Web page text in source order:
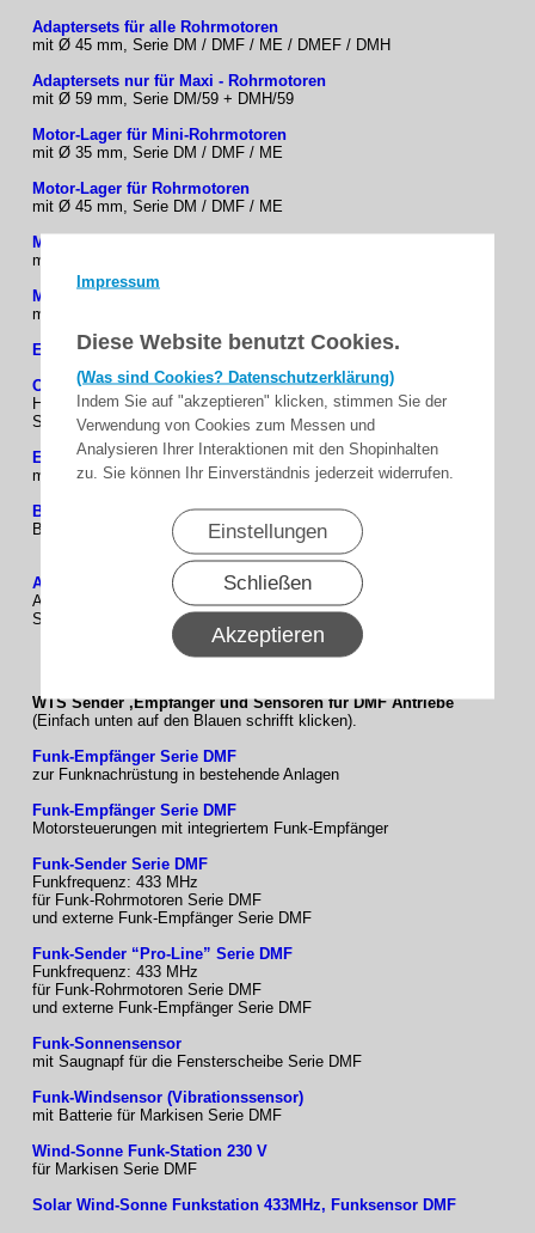
Impressum
Diese Website benutzt Cookies.
(Was sind Cookies? Datenschutzerklärung)
Indem Sie auf "akzeptieren" klicken, stimmen Sie der
Verwendung von Cookies zum Messen und
Analysieren Ihrer Interaktionen mit den Shopinhalten
zu. Sie können Ihr Einverständnis jederzeit widerrufen.
Einstellungen
Schließen
Akzeptieren
Adaptersets für alle Rohrmotoren
mit Ø 45 mm, Serie DM / DMF / ME / DMEF / DMH
Adaptersets nur für Maxi - Rohrmotoren
mit Ø 59 mm, Serie DM/59 + DMH/59
Motor-Lager für Mini-Rohrmotoren
mit Ø 35 mm, Serie DM / DMF / ME
Motor-Lager für Rohrmotoren
mit Ø 45 mm, Serie DM / DMF / ME
Motor-Lager für NHK - Rohrmotoren
mit Ø 45 mm, Typ: DMH-30 / DMH-50
Motor-Lager nur für Maxi - Rohrmotoren
mit Ø 59 mm, Serie DM/59 + DMH/59
Einbruchhemmende Rollladen-Hochschiebesicherungen
OCTOCLICK - Einbruchhemmende Rollladen-
Hochschiebesicherungen feste Wellenverbinder für Achtkantwellen
SW 40, 50, 60.
EASYLOCK - Rollladen-Hochschiebesicherung Schnellverbinder
mit Befestigungsringen.
BLOCKSUR
- Rolltor-Hochschiebesicherung Schnellverbinder mit
Befestigungsringen
Abrollsicherungen für Rohrmotoren
Abrollsicherungen „Mr. Block“ für Rohrmotoren – mit
Sicherheitsschalter und 8 m Kabel
WTS Sender ,Empfänger und Sensoren für DMF Antriebe
(Einfach unten auf den Blauen schrifft klicken).
Funk-Empfänger Serie DMF
zur Funknachrüstung in bestehende Anlagen
Funk-Empfänger Serie DMF
Motorsteuerungen mit integriertem Funk-Empfänger
Funk-Sender Serie DMF
Funkfrequenz: 433 MHz
für Funk-Rohrmotoren Serie DMF
und externe Funk-Empfänger Serie DMF
Funk-Sender “Pro-Line” Serie DMF
Funkfrequenz: 433 MHz
für Funk-Rohrmotoren Serie DMF
und externe Funk-Empfänger Serie DMF
Funk-Sonnensensor
mit Saugnapf für die Fensterscheibe Serie DMF
Funk-Windsensor (Vibrationssensor)
mit Batterie für Markisen Serie DMF
Wind-Sonne Funk-Station 230 V
für Markisen Serie DMF
Solar Wind-Sonne Funkstation 433MHz, Funksensor DMF